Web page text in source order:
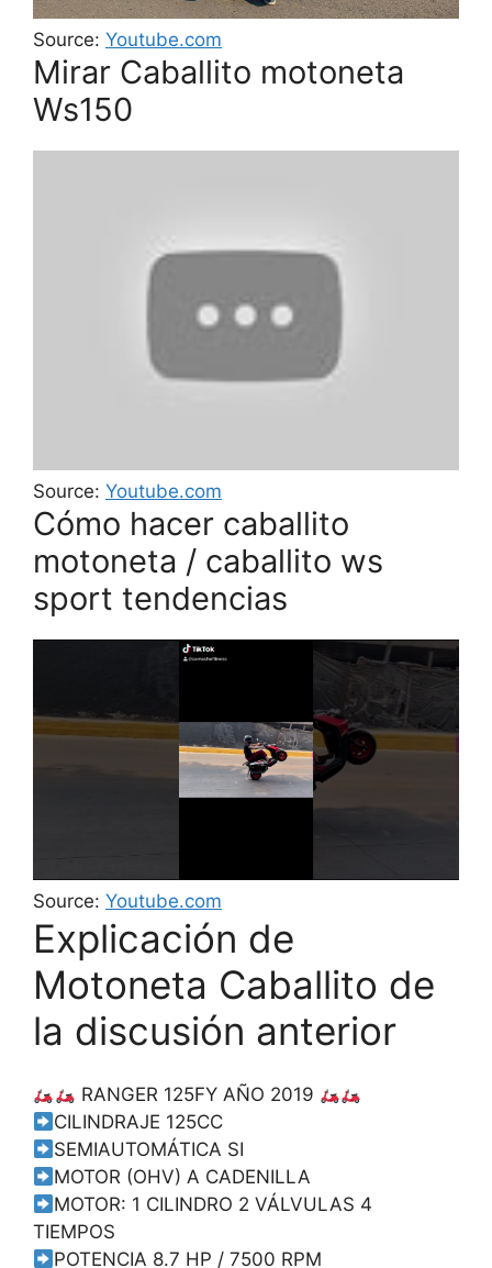
Source: Youtube.com
Mirar Caballito motoneta
Ws150
Source: Youtube.com
Cómo hacer caballito
motoneta / caballito ws
sport tendencias
Source: Youtube.com
Explicación de
Motoneta Caballito de
la discusión anterior
RANGER 125FY AÑO 2019
CILINDRAJE 125CC
SEMIAUTOMÁTICA SI
MOTOR (OHV) A CADENILLA
MOTOR: 1 CILINDRO 2 VÁLVULAS 4
TIEMPOS
POTENCIA 8.7 HP / 7500 RPM